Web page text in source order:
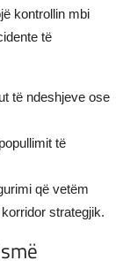
kontrollin mbi
të
të ndeshjeve ose
të
që vetëm
strategjik.